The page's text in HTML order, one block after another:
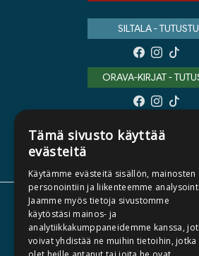
SILTALA - TUTUSTU
ORAVA-KIRJAT -
TIETOA MEISTÄ
TEKIJÄT
KATALOGIT
Tämä sivusto käyttää
evästeitä
Käytämme evästeitä sisällön, mainosten
personointiin ja liikenteemme
Jaamme myös tietoja sivustomme
käytöstäsi mainos- ja
analytiikkakumppaneidemme kanssa,
voivat yhdistää ne muihin tietoihin, jotka